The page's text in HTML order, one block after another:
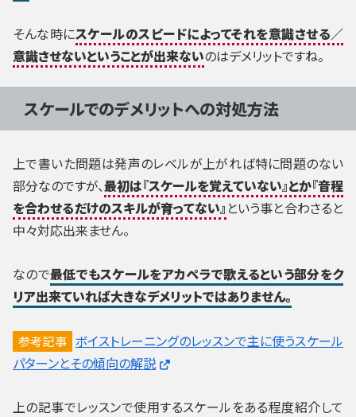
そんな時にスケールのスピードによってそれを意識させる／
意識させないということが出来ないのはデメリットですね。
スケールでのデメリットへの対処方法
上で書いた問題は発声のレベルが上がれば特に問題のない
部分なのですが、最初は『スケールを覚えていない』とか『音程
を合わせるだけのスキルが育ってない』 という事と合わさると
中々対応出来ません。
なので最低でもスケールをアカペラで歌えるという部分をク
リア出来ていれば大きなデメリットではありません。
参考記事 ボイストレーニングのレッスンで主に使うスケール
パターンとその傾向の解説
上の記事でレッスンで使用するスケールをある程度紹介して